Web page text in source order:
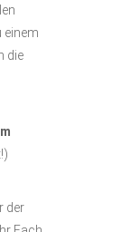
einem
die
der